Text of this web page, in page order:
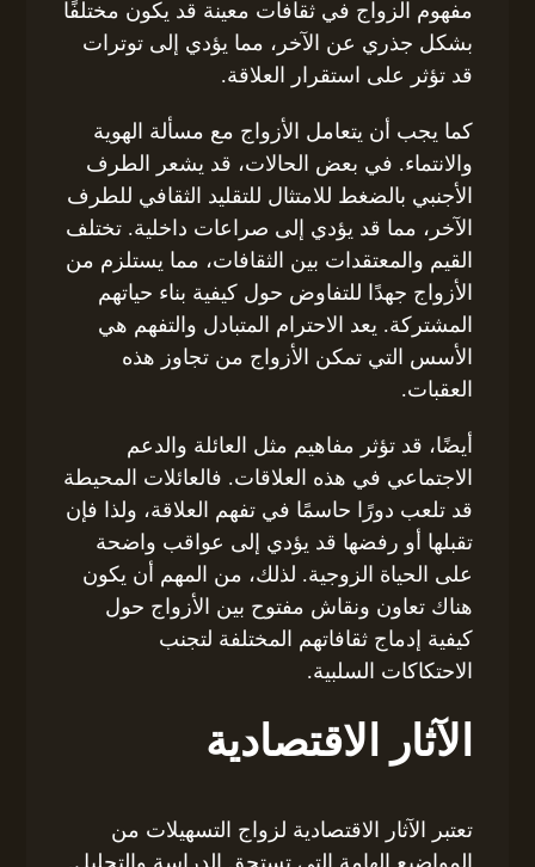
مفهوم الزواج في ثقافات معينة قد يكون مختلفًا
بشكل جذري عن الآخر، مما يؤدي إلى توترات
قد تؤثر على استقرار العلاقة.
كما يجب أن يتعامل الأزواج مع مسألة الهوية
والانتماء. في بعض الحالات، قد يشعر الطرف
الأجنبي بالضغط للامتثال للتقليد الثقافي للطرف
الآخر، مما قد يؤدي إلى صراعات داخلية. تختلف
القيم والمعتقدات بين الثقافات، مما يستلزم من
الأزواج جهدًا للتفاوض حول كيفية بناء حياتهم
المشتركة. يعد الاحترام المتبادل والتفهم هي
الأسس التي تمكن الأزواج من تجاوز هذه
العقبات.
أيضًا، قد تؤثر مفاهيم مثل العائلة والدعم
الاجتماعي في هذه العلاقات. فالعائلات المحيطة
قد تلعب دورًا حاسمًا في تفهم العلاقة، ولذا فإن
تقبلها أو رفضها قد يؤدي إلى عواقب واضحة
على الحياة الزوجية. لذلك، من المهم أن يكون
هناك تعاون ونقاش مفتوح بين الأزواج حول
كيفية إدماج ثقافاتهم المختلفة لتجنب
الاحتكاكات السلبية.
الآثار الاقتصادية
تعتبر الآثار الاقتصادية لزواج التسهيلات من